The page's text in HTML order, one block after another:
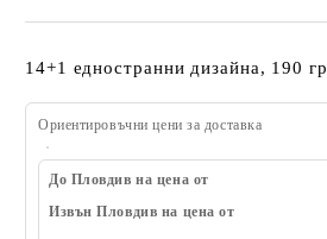
14+1 едностранни дизайна, 190 гр
Ориентировъчни цени за доставка
До Пловдив на цена от
Извън Пловдив на цена от